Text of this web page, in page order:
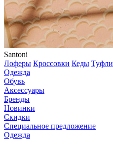
Santoni
Лоферы Кроссовки Кеды Туфли
Одежда
Обувь
Аксессуары
Бренды
Новинки
Скидки
Специальное предложение
Одежда